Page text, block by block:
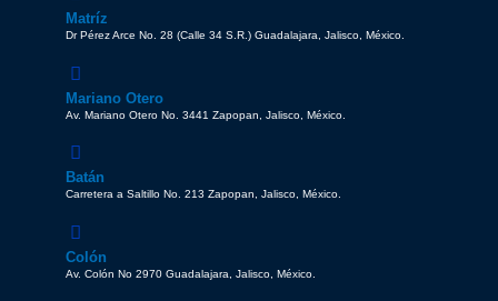
Matríz
Dr Pérez Arce No. 28 (Calle 34 S.R.) Guadalajara, Jalisco, México.
Mariano Otero
Av. Mariano Otero No. 3441 Zapopan, Jalisco, México.
Batán
Carretera a Saltillo No. 213 Zapopan, Jalisco, México.
Colón
Av. Colón No 2970 Guadalajara, Jalisco, México.